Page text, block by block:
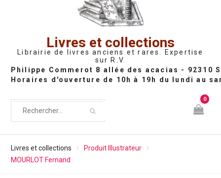
Livres et collections
Librairie de livres anciens et rares. Expertise
sur R.V.
0
Livres et collections
Produit Illustrateur
MOURLOT Fernand